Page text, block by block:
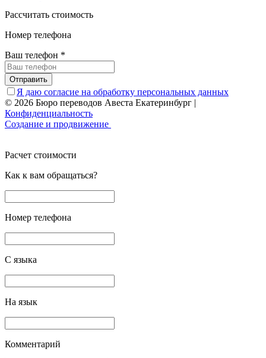
Рассчитать стоимость
Номер телефона
Ваш телефон *
Отправить
Я даю согласие на обработку персональных данных
© 2026 Бюро переводов Авеста Екатеринбург |
Конфиденциальность
Создание и продвижение
Расчет стоимости
Как к вам обращаться?
Номер телефона
С языка
На язык
Комментарий